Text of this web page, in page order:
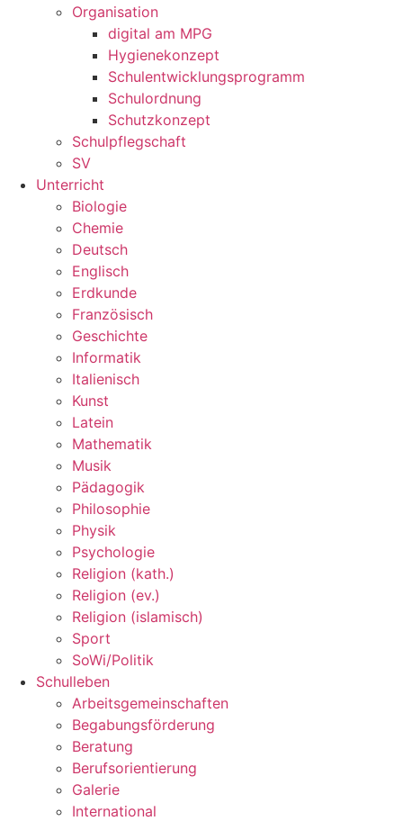
Organisation
digital am MPG
Hygienekonzept
Schulentwicklungsprogramm
Schulordnung
Schutzkonzept
Schulpflegschaft
SV
Unterricht
Biologie
Chemie
Deutsch
Englisch
Erdkunde
Französisch
Geschichte
Informatik
Italienisch
Kunst
Latein
Mathematik
Musik
Pädagogik
Philosophie
Physik
Psychologie
Religion (kath.)
Religion (ev.)
Religion (islamisch)
Sport
SoWi/Politik
Schulleben
Arbeitsgemeinschaften
Begabungsförderung
Beratung
Berufsorientierung
Galerie
International